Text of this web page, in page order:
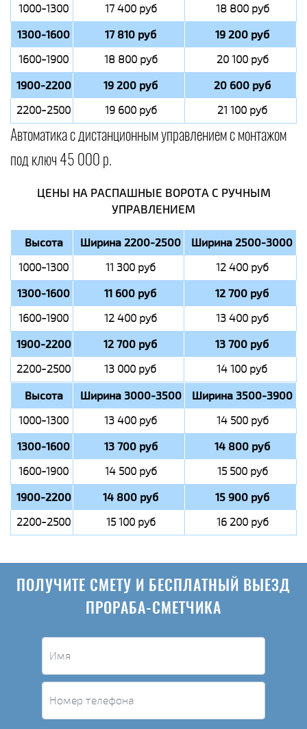
1000-1300 17 400 руб 18 800 руб
1300-1600 17 810 руб 19 200 руб
1600-1900 18 800 руб 20 100 руб
1900-2200 19 200 руб 20 600 руб
2200-2500 19 600 руб 21 100 руб
Автоматика с дистанционным управлением с монтажом
под ключ 45 000 р.
ЦЕНЫ НА РАСПАШНЫЕ ВОРОТА С РУЧНЫМ
УПРАВЛЕНИЕМ
Высота Ширина 2200-2500 Ширина 2500-3000
1000-1300 11 300 руб 12 400 руб
1300-1600 11 600 руб 12 700 руб
1600-1900 12 400 руб 13 400 руб
1900-2200 12 700 руб 13 700 руб
2200-2500 13 000 руб 14 100 руб
Высота Ширина 3000-3500 Ширина 3500-3900
1000-1300 13 400 руб 14 500 руб
1300-1600 13 700 руб 14 800 руб
1600-1900 14 500 руб 15 500 руб
1900-2200 14 800 руб 15 900 руб
2200-2500 15 100 руб 16 200 руб
ПОЛУЧИТЕ СМЕТУ И БЕСПЛАТНЫЙ ВЫЕЗД
ПРОРАБА-СМЕТЧИКА